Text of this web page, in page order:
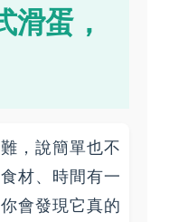
滑蛋，
，說簡單也不
材、時間有一
會發現它真的